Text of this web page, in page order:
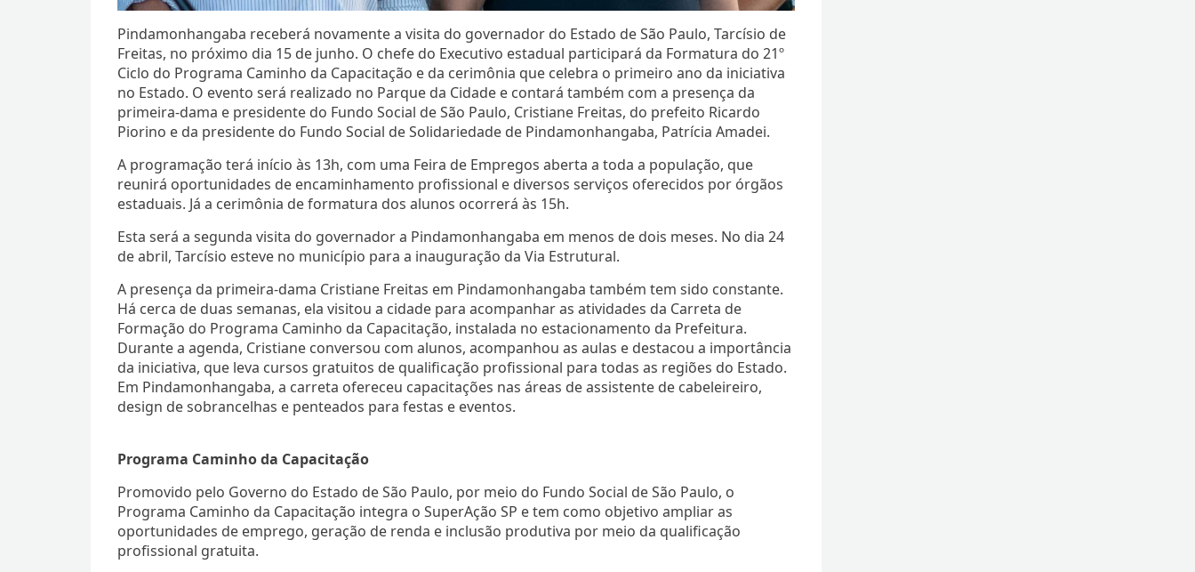
Pindamonhangaba receberá novamente a visita do governador do Estado de São Paulo, Tarcísio de
Freitas, no próximo dia 15 de junho. O chefe do Executivo estadual participará da Formatura do 21º
Ciclo do Programa Caminho da Capacitação e da cerimônia que celebra o primeiro ano da iniciativa
no Estado. O evento será realizado no Parque da Cidade e contará também com a presença da
primeira-dama e presidente do Fundo Social de São Paulo, Cristiane Freitas, do prefeito Ricardo
Piorino e da presidente do Fundo Social de Solidariedade de Pindamonhangaba, Patrícia Amadei.
A programação terá início às 13h, com uma Feira de Empregos aberta a toda a população, que
reunirá oportunidades de encaminhamento profissional e diversos serviços oferecidos por órgãos
estaduais. Já a cerimônia de formatura dos alunos ocorrerá às 15h.
Esta será a segunda visita do governador a Pindamonhangaba em menos de dois meses. No dia 24
de abril, Tarcísio esteve no município para a inauguração da Via Estrutural.
A presença da primeira-dama Cristiane Freitas em Pindamonhangaba também tem sido constante.
Há cerca de duas semanas, ela visitou a cidade para acompanhar as atividades da Carreta de
Formação do Programa Caminho da Capacitação, instalada no estacionamento da Prefeitura.
Durante a agenda, Cristiane conversou com alunos, acompanhou as aulas e destacou a importância
da iniciativa, que leva cursos gratuitos de qualificação profissional para todas as regiões do Estado.
Em Pindamonhangaba, a carreta ofereceu capacitações nas áreas de assistente de cabeleireiro,
design de sobrancelhas e penteados para festas e eventos.
Programa Caminho da Capacitação
Promovido pelo Governo do Estado de São Paulo, por meio do Fundo Social de São Paulo, o
Programa Caminho da Capacitação integra o SuperAção SP e tem como objetivo ampliar as
oportunidades de emprego, geração de renda e inclusão produtiva por meio da qualificação
profissional gratuita.